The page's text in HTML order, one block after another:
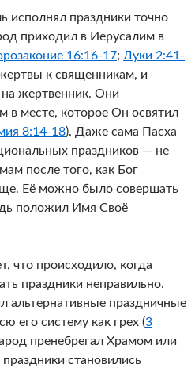
исполнял праздники точно
приходил в Иерусалим в
16:16-17; Луки 2:41-
к священникам, и
жертвенник. Они
в месте, которое Он освятил
8:14-18). Даже сама Пасха
праздников — не
после того, как Бог
Её можно было совершать
положил Имя Своё
что происходило, когда
праздники неправильно.
альтернативные праздничные
его систему как грех (3
пренебрегал Храмом или
становились